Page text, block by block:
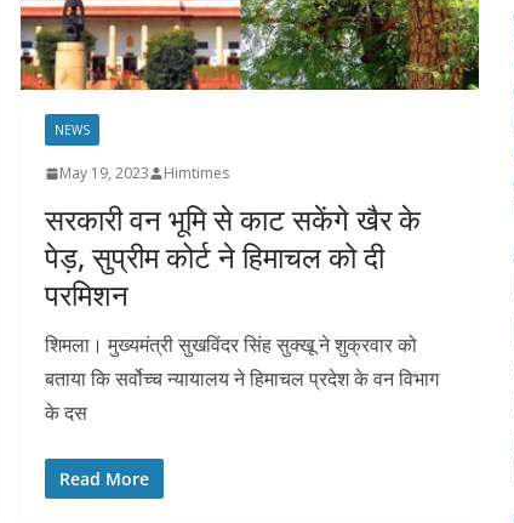
NEWS
May 19, 2023 Himtimes
सरकारी वन भूमि से काट सकेंगे खैर के
पेड़, सुप्रीम कोर्ट ने हिमाचल को दी
परमिशन
शिमला। मुख्यमंत्री सुखविंदर सिंह सुक्खू ने शुक्रवार को
बताया कि सर्वोच्च न्यायालय ने हिमाचल प्रदेश के वन विभाग
के दस
Read More